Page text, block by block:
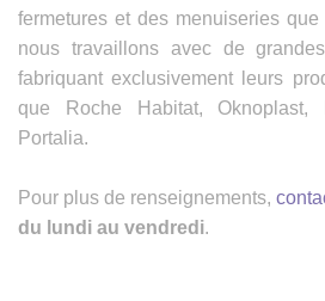
fermetures et des menuiseries
nous travaillons avec de
fabriquant exclusivement leurs
que Roche Habitat, Oknoplast,
Portalia.
Pour plus de renseignements,
du lundi au vendredi.